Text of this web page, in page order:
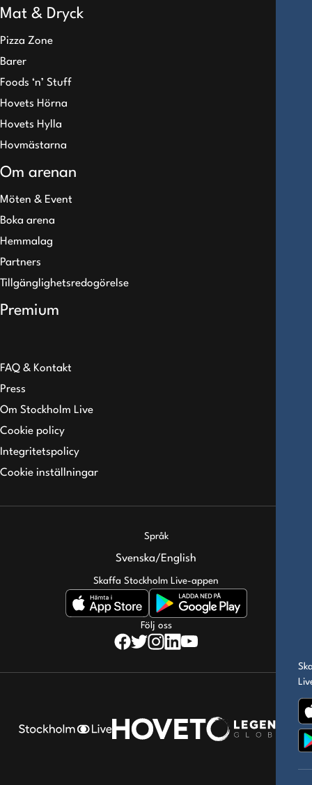
Mat & Dryck
Pizza Zone
Barer
Foods ‘n’ Stuff
Hovets Hörna
Hovets Hylla
Hovmästarna
Om arenan
Möten & Event
Boka arena
Hemmalag
Partners
Tillgänglighetsredogörelse
Premium
FAQ & Kontakt
Press
Om Stockholm Live
Cookie policy
Integritetspolicy
Cookie inställningar
Språk
Svenska/English
Skaffa Stockholm Live-appen
Följ oss